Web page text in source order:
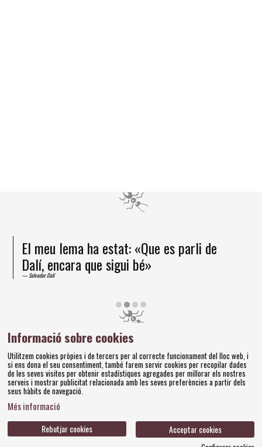
El meu lema ha estat: «Que es parli de
Dalí, encara que sigui bé»
Salvador Dalí
Figueres
Tel. 972 677 520 |amics@fundaciodali.org
Sitemap | Avís Legal
Contacteu | Bases concursos
Informació sobre cookies
Utilitzem cookies pròpies i de tercers per al correcte funcionament del lloc web, i
si ens dona el seu consentiment, també farem servir cookies per recopilar dades
de les seves visites per obtenir estadístiques agregades per millorar els nostres
serveis i mostrar publicitat relacionada amb les seves preferències a partir dels
seus hàbits de navegació.
Més informació
Acceptar cookies
Rebutjar cookies